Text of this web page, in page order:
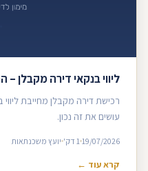
ליווי בנקאי דירה מקבלן
רכישת דירה מקבלן מחייבת
עושים את זה נכון.
19/07/2026 1 דק' יועץ משכנתאות
קרא עוד ←